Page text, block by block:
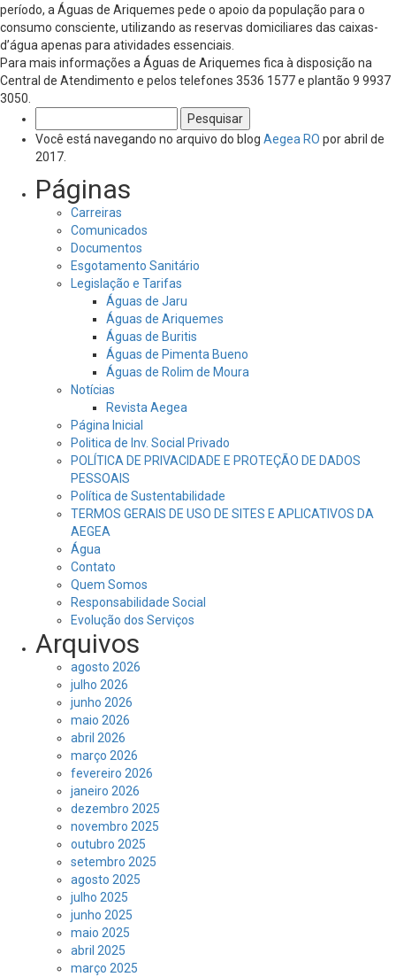
período, a Águas de Ariquemes pede o apoio da população para o
consumo consciente, utilizando as reservas domiciliares das caixas-
d’água apenas para atividades essenciais.
Para mais informações a Águas de Ariquemes fica à disposição na
Central de Atendimento e pelos telefones 3536 1577 e plantão 9 9937
3050.
por:
Você está navegando no arquivo do blog Aegea RO por abril de
2017.
Páginas
Carreiras
Comunicados
Documentos
Esgotamento Sanitário
Legislação e Tarifas
Águas de Jaru
Águas de Ariquemes
Águas de Buritis
Águas de Pimenta Bueno
Águas de Rolim de Moura
Notícias
Revista Aegea
Página Inicial
Politica de Inv. Social Privado
POLÍTICA DE PRIVACIDADE E PROTEÇÃO DE DADOS
PESSOAIS
Política de Sustentabilidade
TERMOS GERAIS DE USO DE SITES E APLICATIVOS DA
AEGEA
Água
Contato
Quem Somos
Responsabilidade Social
Evolução dos Serviços
Arquivos
agosto 2026
julho 2026
junho 2026
maio 2026
abril 2026
março 2026
fevereiro 2026
janeiro 2026
dezembro 2025
novembro 2025
outubro 2025
setembro 2025
agosto 2025
julho 2025
junho 2025
maio 2025
abril 2025
março 2025